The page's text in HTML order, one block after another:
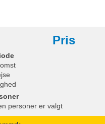
Pris
personer er valgt